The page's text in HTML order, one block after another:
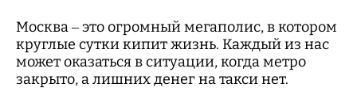
Москва – это огромный мегаполис, в котором
круглые сутки кипит жизнь. Каждый из нас
может оказаться в ситуации, когда метро
закрыто, а лишних денег на такси нет.